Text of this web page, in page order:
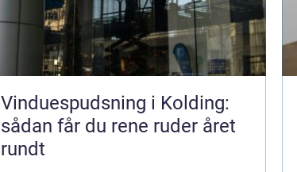
Vinduespudsning i Kolding:
sådan får du rene ruder året
rundt